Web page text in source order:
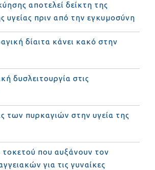
αποτελεί δείκτη της
υγείας πριν από την εγκυμοσύνη
δίαιτα κάνει κακό στην
δυσλειτουργία στις
των πυρκαγιών στην υγεία της
τοκετού που αυξάνουν τον
για τις γυναίκες